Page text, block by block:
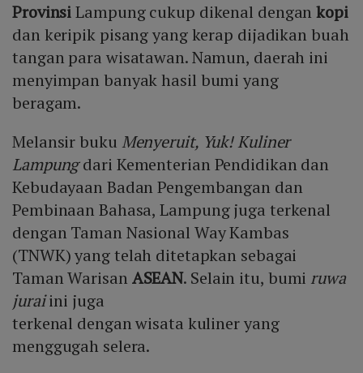
ProvinsiLampung cukup dikenal dengankopi
dan keripik pisang yang kerap dijadikan buah
tangan para wisatawan. Namun, daerah ini
menyimpan banyak hasil bumi yang
beragam.
Melansir buku Menyeruit, Yuk! Kuliner
Lampungdari Kementerian Pendidikan dan
Kebudayaan Badan Pengembangan dan
Pembinaan Bahasa, Lampung juga terkenal
dengan Taman Nasional Way Kambas
(TNWK) yang telah ditetapkan sebagai
Taman Warisan ASEAN. Selain itu, bumi ruwa
juraiini juga
terkenal dengan wisata kuliner yang
menggugah selera.